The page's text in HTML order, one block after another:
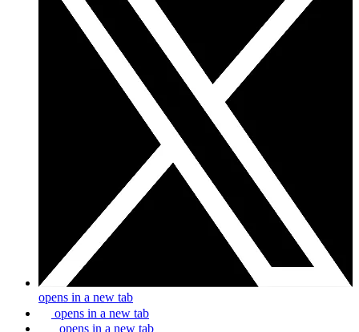
opens in a new tab
opens in a new tab
opens in a new tab